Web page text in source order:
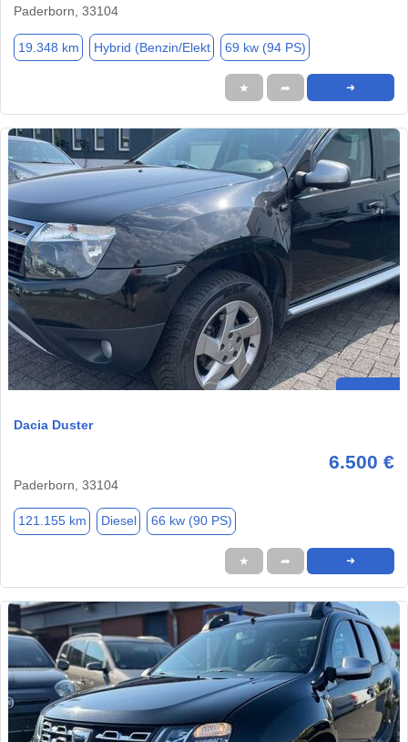
Paderborn, 33104
19.348 km Hybrid (Benzin/Elekt 69 kw (94 PS)
★ ➦ ➜
Dacia Duster
6.500 €
Paderborn, 33104
121.155 km Diesel 66 kw (90 PS)
★ ➦ ➜